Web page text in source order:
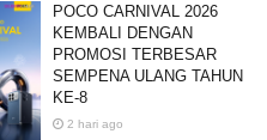
POCO CARNIVAL 2026
KEMBALI DENGAN
PROMOSI TERBESAR
SEMPENA ULANG TAHUN
KE-8
2 hari ago